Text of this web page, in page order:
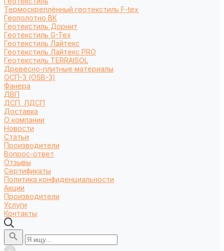
Термоскреплённый геотекстиль F-tex
Геополотно ВК
Геотекстиль Дорнит
Геотекстиль G-Tex
Геотекстиль Лайтекс
Геотекстиль Лайтекс PRO
Геотекстиль TERRAISOL
Древесно-плитные материалы
ОСП-3 (OSB-3)
Фанера
ДВП
ДСП, ЛДСП
Доставка
О компании
Новости
Статьи
Производители
Вопрос-ответ
Отзывы
Сертификаты
Политика конфиденциальности
Акции
Производители
Услуги
Контакты